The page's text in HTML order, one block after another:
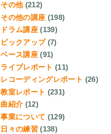
その他 (212)
その他の講座 (198)
ドラム講座 (139)
ピックアップ (7)
ベース講座 (91)
ライブレポート (11)
レコーディングレポート (26)
教室レポート (231)
曲紹介 (12)
事業について (129)
日々の練習 (138)